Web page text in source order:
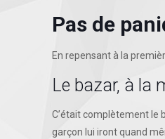
Pas de
En repensant à la
Le bazar, à la
C’était complètement le
garçon lui iront quand